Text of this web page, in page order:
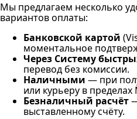
Мы предлагаем несколько
вариантов оплаты:
Банковской картой
моментальное
Через Систему
перевод без комиссии.
Наличными — при
или курьеру в
Безналичный расчёт
выставленному счёту.